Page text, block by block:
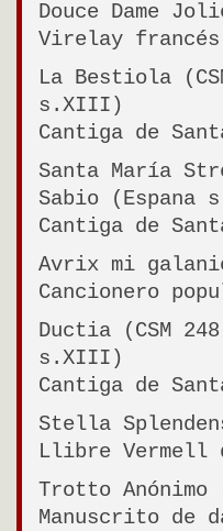
Douce Dame
Virelay francés
La Bestiola
s.XIII)
Cantiga de
Santa María
Sabio (Espana
Cantiga de
Avrix mi
Cancionero
Ductia (CSM
s.XIII)
Cantiga de
Stella
Llibre Vermell
Trotto
Manuscrito de